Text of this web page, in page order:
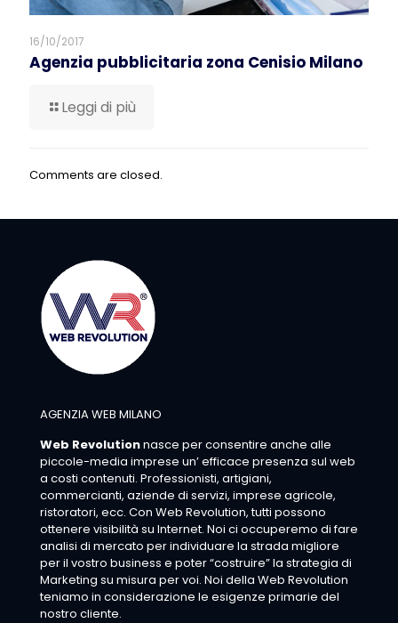
16/10/2017
Agenzia pubblicitaria zona Cenisio Milano
Leggi di più
Comments are closed.
AGENZIA WEB MILANO
Web Revolutionnasce per consentire anche alle
piccole-media imprese un’ efficace presenza sul web
a costi contenuti. Professionisti, artigiani,
commercianti, aziende di servizi, imprese agricole,
ristoratori, ecc. Con Web Revolution, tutti possono
ottenere visibilità su Internet. Noi ci occuperemo di fare
analisi di mercato per individuare la strada migliore
per il vostro business e poter “costruire” la strategia di
Marketing su misura per voi. Noi della Web Revolution
teniamo in considerazione le esigenze primarie del
nostro cliente.